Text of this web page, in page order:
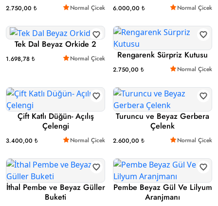
2.750,00 ₺ Normal Çicek 6.000,00 ₺ Normal Çicek
Tek Dal Beyaz Orkide 2
1.698,78 ₺ Normal Çicek Rengarenk Sürpriz Kutusu
2.750,00 ₺ Normal Çicek
Çift Katlı Düğün- Açılış
Çelengi
3.400,00 ₺ Normal Çicek
Turuncu ve Beyaz Gerbera
Çelenk
2.600,00 ₺ Normal Çicek
İthal Pembe ve Beyaz Güller
Buketi
Pembe Beyaz Gül Ve Lilyum
Aranjmanı